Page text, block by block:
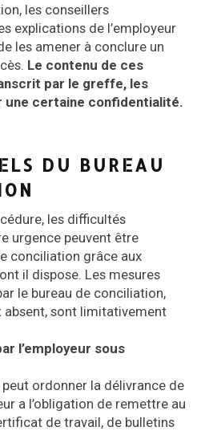
les conseillers
explications de l’employeur
les amener à conclure un
Le contenu de ces
par le greffe, les
une certaine confidentialité.
DU BUREAU
les difficultés
urgence peuvent être
conciliation grâce aux
il dispose. Les mesures
le bureau de conciliation,
sont limitativement
l’employeur sous
ordonner la délivrance de
a l’obligation de remettre au
de travail, de bulletins